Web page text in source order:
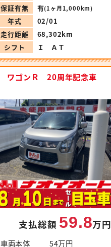
保証有無
有(1ヶ月1,000km)
年式
02/01
走行距離
68,302km
シフト
Ｉ ＡＴ
ワゴンＲ 20周年記念車
支払総額 59.8万円
車両本体 54万円